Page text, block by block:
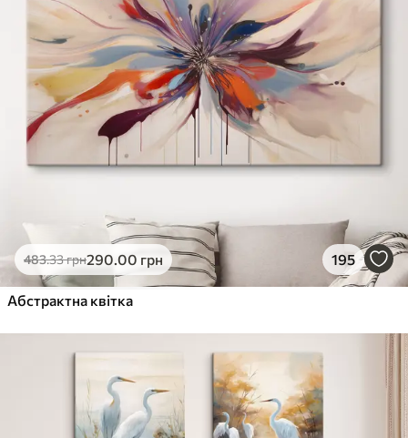
483.33грн290.00 грн 195
Абстрактна квітка